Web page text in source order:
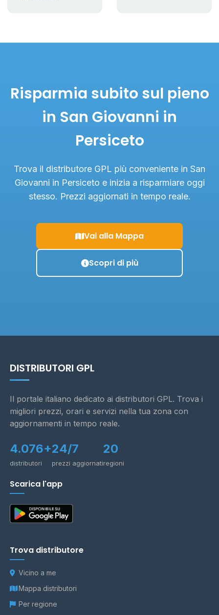
Risparmia subito sul pieno
in San Giovanni in
Persiceto
Trova il distributore GPL più conveniente in San
Giovanni in Persiceto e inizia a risparmiare oggi
stesso. Prezzi aggiornati in tempo reale.
Vai alla Mappa
Scopri di più
DISTRIBUTORI GPL
Il portale italiano dedicato ai distributori GPL. Trova i
migliori prezzi, orari e servizi nella tua zona con
aggiornamenti in tempo reale.
4.076+
distributori
24/7
prezzi aggiornati
20
regioni
Scarica l'app
Trova distributore
Vicino a me
Mappa distributori
Per regione